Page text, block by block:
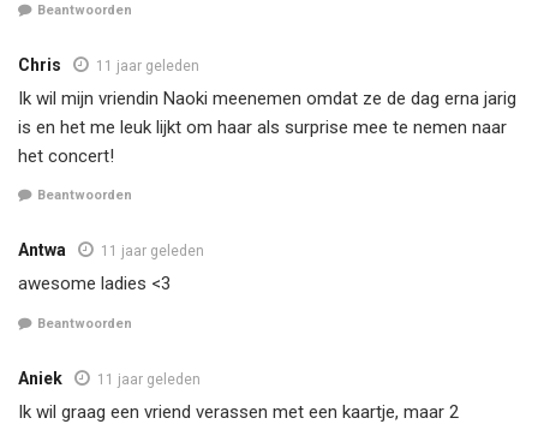
Beantwoorden
Chris 11 jaar geleden
Ik wil mijn vriendin Naoki meenemen omdat ze de dag erna jarig
is en het me leuk lijkt om haar als surprise mee te nemen naar
het concert!
Beantwoorden
Antwa 11 jaar geleden
awesome ladies <3
Beantwoorden
Aniek 11 jaar geleden
Ik wil graag een vriend verassen met een kaartje, maar 2